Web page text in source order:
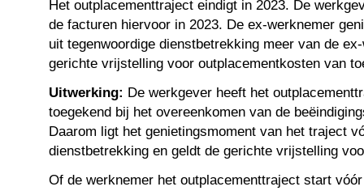
Het outplacementtraject eindigt in 2023. De
de facturen hiervoor in 2023. De ex-werknemer
uit tegenwoordige dienstbetrekking meer van de
gerichte vrijstelling voor outplacementkosten van
Uitwerking: De werkgever heeft het
toegekend bij het overeenkomen van de
Daarom ligt het genietingsmoment van het traject
dienstbetrekking en geldt de gerichte vrijstelling
Of de werknemer het outplacementtraject start